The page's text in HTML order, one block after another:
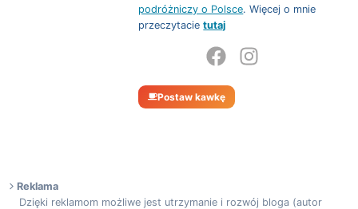
podróżniczy o Polsce. Więcej o mnie
przeczytacietutaj
Postaw kawkę
Reklama
Dzięki reklamom możliwe jest utrzymanie i rozwój bloga (autor